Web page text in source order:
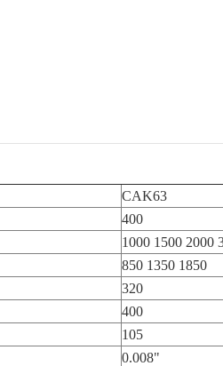
CAK63
400
1000 1500 2000
850 1350 1850
320
400
105
0.008"